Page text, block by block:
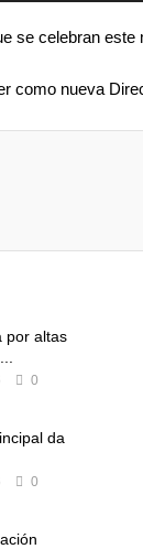
se celebran este
como nueva
por altas
0
da
0